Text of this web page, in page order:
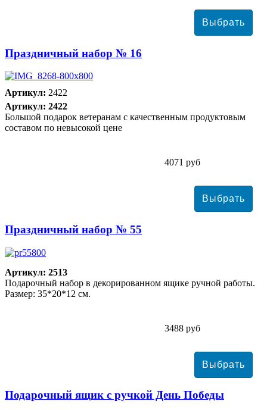
Праздничный набор № 16
Артикул: 2422
Артикул: 2422
Большой подарок ветеранам с качественным продуктовым
составом по невысокой цене
4071 руб
Праздничный набор № 55
Артикул: 2513
Подарочный набор в декорированном ящике ручной работы.
Размер: 35*20*12 см.
3488 руб
Подарочный ящик с ручкой День Победы